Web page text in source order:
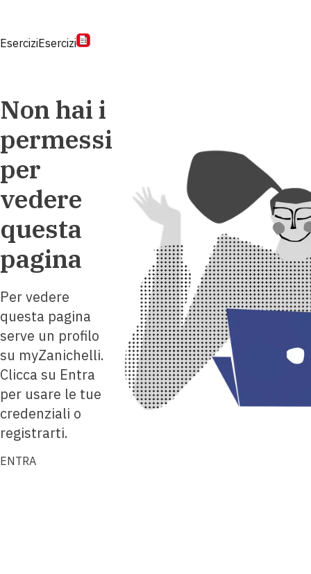
EserciziEsercizi
Non hai i
permessi
per
vedere
questa
pagina
Per vedere
questa pagina
serve un profilo
su myZanichelli.
Clicca su Entra
per usare le tue
credenziali o
registrarti.
ENTRA